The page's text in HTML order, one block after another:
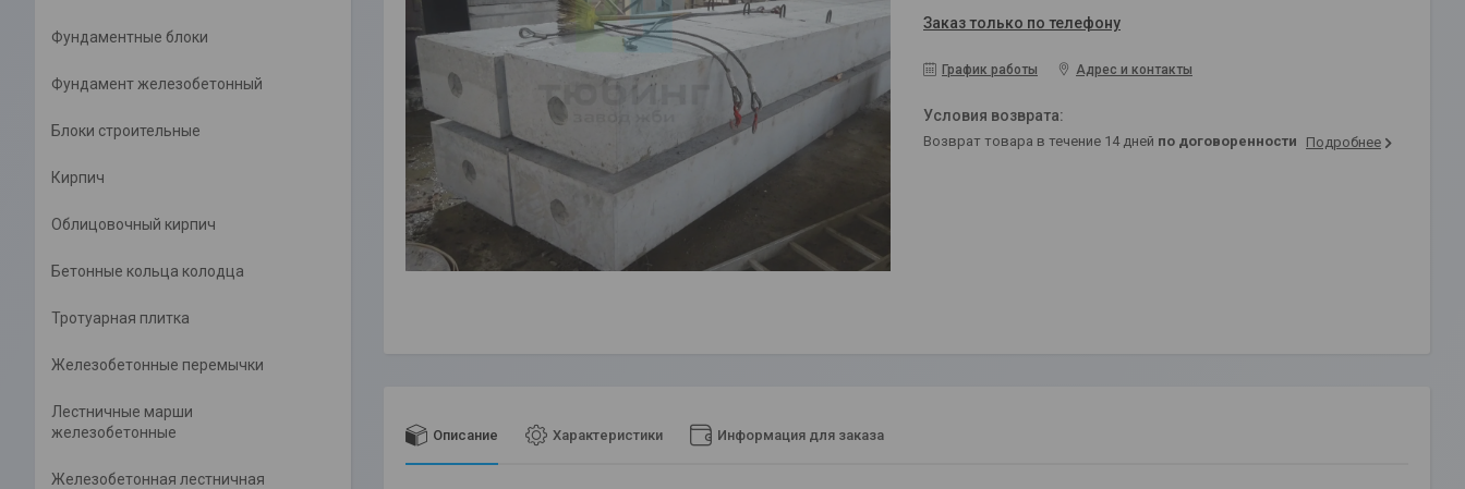
Заказ только по телефону
График работы Адрес и контакты
возврат товара в течение 14 дней по договоренности Подробнее
Описание Характеристики Информация для заказа
Фундаментные блоки
Фундамент железобетонный
Блоки строительные
Кирпич
Облицовочный кирпич
Бетонные кольца колодца
Тротуарная плитка
Железобетонные перемычки
Лестничные марши
железобетонные
Железобетонная лестничная